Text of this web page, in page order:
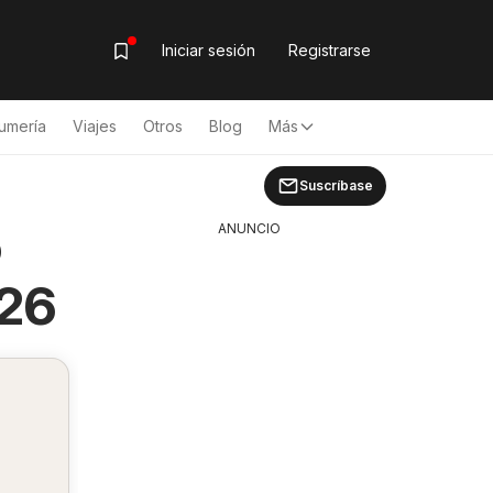
Iniciar sesión Registrarse
Viajes Otros Blog Más
Suscríbase
ANUNCIO